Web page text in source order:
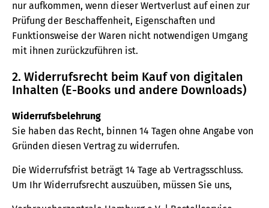
nur aufkommen, wenn dieser Wertverlust auf einen zur
Prüfung der Beschaffenheit, Eigenschaften und
Funktionsweise der Waren nicht notwendigen Umgang
mit ihnen zurückzuführen ist.
2. Widerrufsrecht beim Kauf von digitalen
Inhalten (E-Books und andere Downloads)
Widerrufsbelehrung
Sie haben das Recht, binnen 14 Tagen ohne Angabe von
Gründen diesen Vertrag zu widerrufen.
Die Widerrufsfrist beträgt 14 Tage ab Vertragsschluss.
Um Ihr Widerrufsrecht auszuüben, müssen Sie uns,